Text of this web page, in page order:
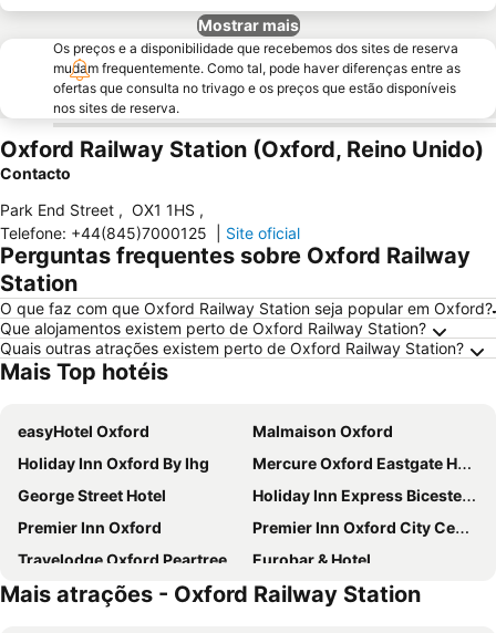
Mostrar mais
Os preços e a disponibilidade que recebemos dos sites de reserva
mudam frequentemente. Como tal, pode haver diferenças entre as
ofertas que consulta no trivago e os preços que estão disponíveis
nos sites de reserva.
Oxford Railway Station (Oxford, Reino Unido)
Contacto
Park End Street , OX1 1HS ,
Telefone: +44(845)7000125 Site oficial
Perguntas frequentes sobre Oxford Railway
Station
O que faz com que Oxford Railway Station seja popular em Oxford?
Que alojamentos existem perto de Oxford Railway Station?
Quais outras atrações existem perto de Oxford Railway Station?
Mais Top hotéis
easyHotel Oxford
Malmaison Oxford
Holiday Inn Oxford By Ihg
Mercure Oxford Eastgate Hotel
George Street Hotel
Holiday Inn Express Bicester By Ihg
Premier Inn Oxford
Premier Inn Oxford City Centre (Westgate) hotel
Travelodge Oxford Peartree
Eurobar & Hotel
Westgate Hotel
Ethos Hotel
Mais atrações - Oxford Railway Station